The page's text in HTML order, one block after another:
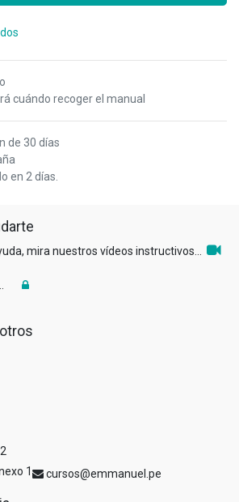
cuándo recoger el manual
de 30 días
en 2 días.
mira nuestros vídeos instructivos...
1
cursos@emmanuel.pe